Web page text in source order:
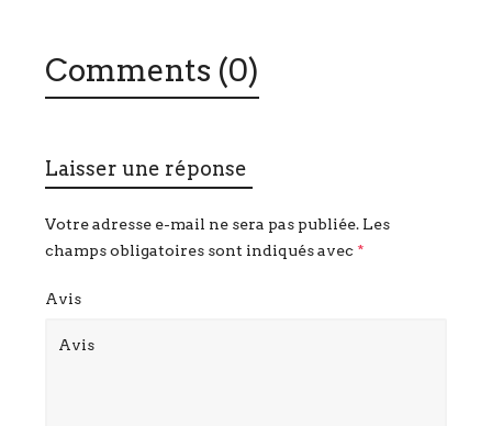
Comments (0)
Laisser une réponse
Votre adresse e-mail ne sera pas publiée. Les
champs obligatoires sont indiqués avec *
Avis